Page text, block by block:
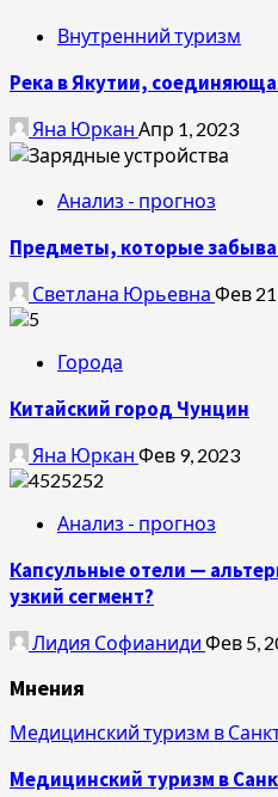
Внутренний туризм
Река в Якутии,
Яна Юркан Апр 1, 2023
Анализ - прогноз
Предметы, которые
Светлана Юрьевна Фев
Города
Китайский город Чунцин
Яна Юркан Фев 9, 2023
Анализ - прогноз
Капсульные отели —
узкий сегмент?
Лидия Софианиди Фев 5,
Мнения
Медицинский туризм в
Медицинский туризм в